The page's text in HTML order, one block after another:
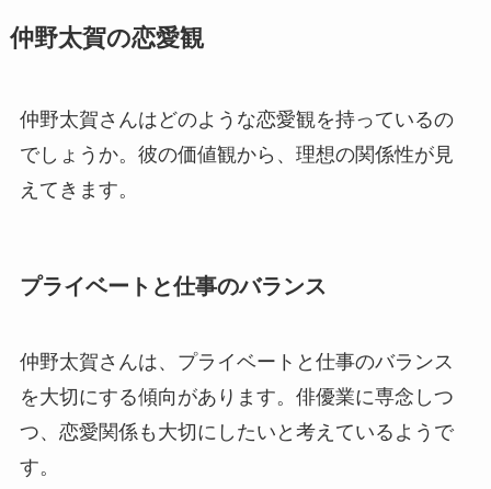
仲野太賀の恋愛観
仲野太賀さんはどのような恋愛観を持っているの
でしょうか。彼の価値観から、理想の関係性が見
えてきます。
プライベートと仕事のバランス
仲野太賀さんは、プライベートと仕事のバランス
を大切にする傾向があります。俳優業に専念しつ
つ、恋愛関係も大切にしたいと考えているようで
す。